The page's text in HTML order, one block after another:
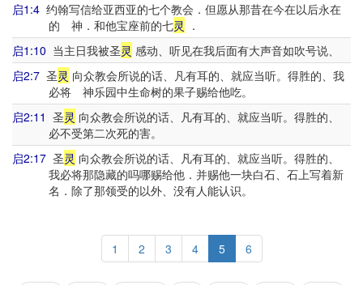
启1:4 约翰写信给亚西亚的七个教会．但愿从那昔在今在以后永在
的 神．和他宝座前的七灵 ．
启1:10 当主日我被圣灵 感动、听见在我后面有大声音如吹号说、
启2:7 圣灵 向众教会所说的话、凡有耳的、就应当听。得胜的、我
必将 神乐园中生命树的果子赐给他吃。
启2:11 圣灵 向众教会所说的话、凡有耳的、就应当听。得胜的、
必不受第二次死的害。
启2:17 圣灵 向众教会所说的话、凡有耳的、就应当听。得胜的、
我必将那隐藏的吗哪赐给他．并赐他一块白石、石上写着新
名．除了那领受的以外、没有人能认识。
1 2 3 4 5 6